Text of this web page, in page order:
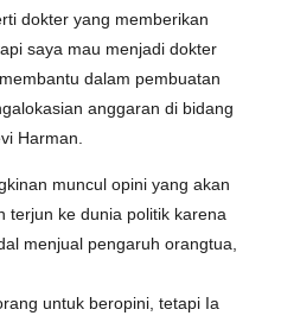
dokter yang memberikan
saya mau menjadi dokter
dalam pembuatan
anggaran di bidang
Harman.
muncul opini yang akan
terjun ke dunia politik karena
menjual pengaruh orangtua,
untuk beropini, tetapi Ia